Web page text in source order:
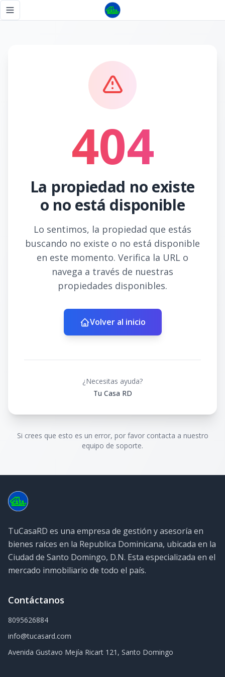
Toggle navigation menu
404
La propiedad no existe
o no está disponible
Lo sentimos, la propiedad que estás
buscando no existe o no está disponible
en este momento. Verifica la URL o
navega a través de nuestras
propiedades disponibles.
Volver al inicio
¿Necesitas ayuda?
Tu Casa RD
Si crees que esto es un error, por favor contacta a nuestro
equipo de soporte.
TuCasaRD es una empresa de gestión y asesoría en
bienes raíces en la Republica Dominicana, ubicada en la
Ciudad de Santo Domingo, D.N. Esta especializada en el
mercado inmobiliario de todo el país.
Contáctanos
8095626884
info@tucasard.com
Avenida Gustavo Mejía Ricart 121, Santo Domingo
Página no encontrada - Tu Casa RD